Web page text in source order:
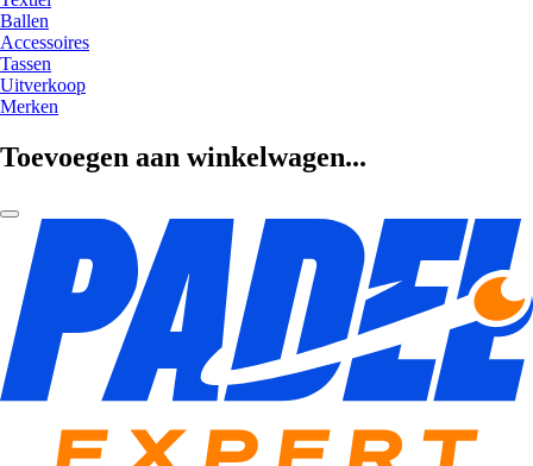
Ballen
Accessoires
Tassen
Uitverkoop
Merken
Toevoegen aan winkelwagen...